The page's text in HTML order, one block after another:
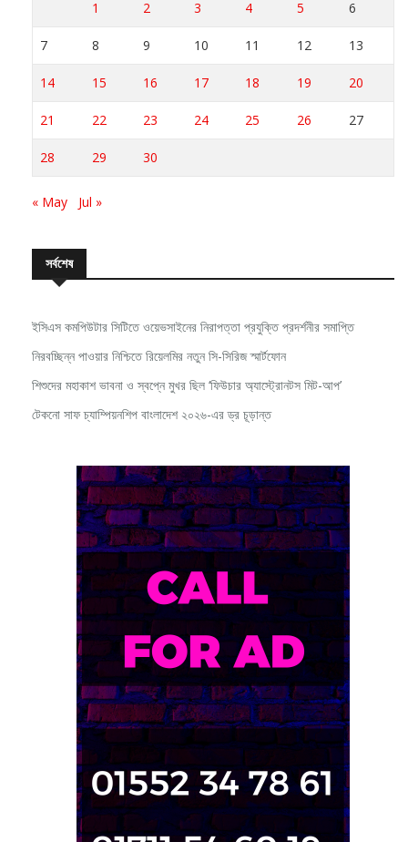
7 8 9 10 11 12 13
14 15 16 17 18 19 20
21 22 23 24 25 26 27
28 29 30
নিরবচ্ছিন্ন পাওয়ার নিশ্চিতে রিয়েলমির নতুন সি-সিরিজ স্মার্টফোন
শিশুদের মহাকাশ ভাবনা ও স্বপ্নে মুখর ছিল ‘ফিউচার অ্যাস্ট্রোনটস মিট-আপ’
টেকনো সাফ চ্যাম্পিয়নশিপ বাংলাদেশ ২০২৬-এর ড্র চূড়ান্ত